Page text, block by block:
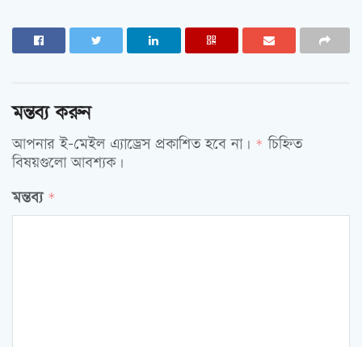
মন্তব্য করুন
আপনার ই-মেইল এ্যাড্রেস প্রকাশিত হবে না। * চিহ্নিত
বিষয়গুলো আবশ্যক।
মন্তব্য *